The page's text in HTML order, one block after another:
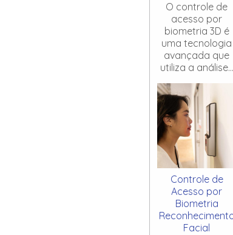
O controle de
acesso por
biometria 3D é
uma tecnologia
avançada que
utiliza a análise...
Controle de
Acesso por
Biometria
Facial